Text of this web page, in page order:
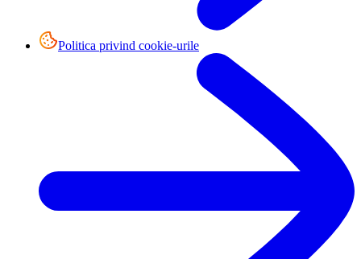
Politica privind cookie-urile